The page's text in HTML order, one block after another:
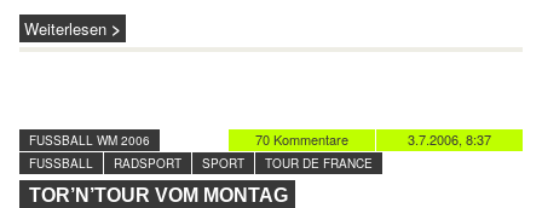
Weiterlesen
3.7.2006, 8:37
70 Kommentare
FUSSBALL WM 2006
FUSSBALL
RADSPORT SPORT TOUR DE FRANCE
TOR’N’TOUR VOM MONTAG